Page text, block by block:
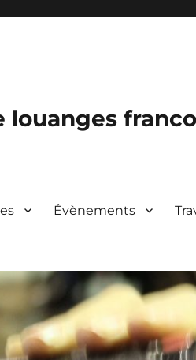
louanges
Évènements